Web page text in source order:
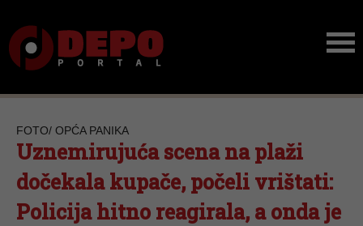
FOTO/ OPĆA PANIKA
Uznemirujuća scena na plaži
dočekala kupače, počeli vrištati:
Policija hitno reagirala, a onda je